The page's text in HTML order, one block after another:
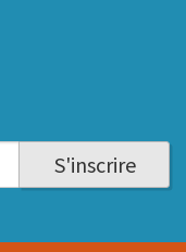
S'inscrire